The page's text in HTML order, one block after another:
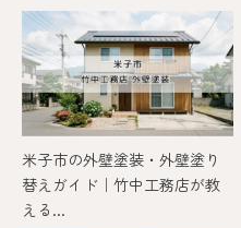
米子市の外壁塗装・外壁塗り
替えガイド｜竹中工務店が教
える...